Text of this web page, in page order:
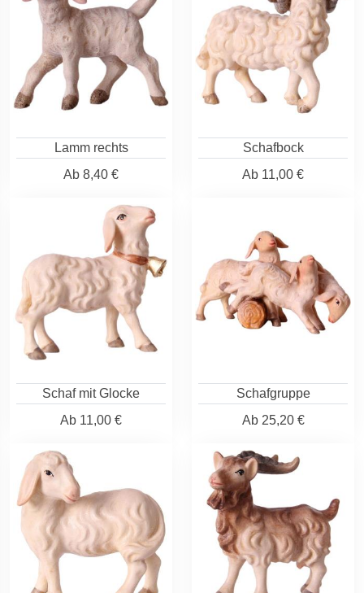
Lamm rechts
Ab 8,40 €
Schafbock
Ab 11,00 €
Schaf mit Glocke
Ab 11,00 €
Schafgruppe
Ab25,20 €